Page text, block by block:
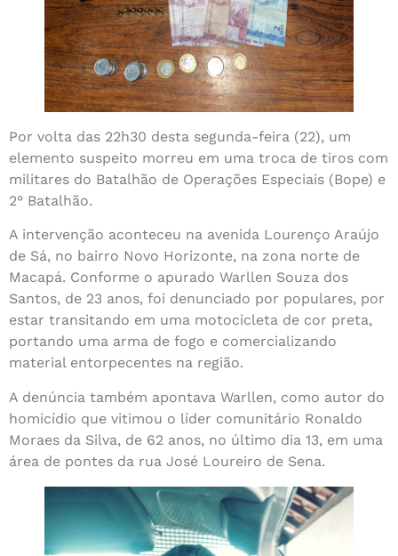
Por volta das 22h30 desta segunda-feira (22), um
elemento suspeito morreu em uma troca de tiros com
militares do Batalhão de Operações Especiais (Bope) e
2° Batalhão.
A intervenção aconteceu na avenida Lourenço Araújo
de Sá, no bairro Novo Horizonte, na zona norte de
Macapá. Conforme o apurado Warllen Souza dos
Santos, de 23 anos, foi denunciado por populares, por
estar transitando em uma motocicleta de cor preta,
portando uma arma de fogo e comercializando
material entorpecentes na região.
A denúncia também apontava Warllen, como autor do
homicídio que vitimou o líder comunitário Ronaldo
Moraes da Silva, de 62 anos, no último dia 13, em uma
área de pontes da rua José Loureiro de Sena.